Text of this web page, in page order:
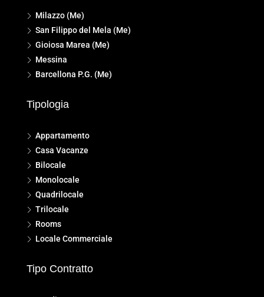
Milazzo (Me)
San Filippo del Mela (Me)
Gioiosa Marea (Me)
Messina
Barcellona P.G. (Me)
Tipologia
Appartamento
Casa Vacanze
Bilocale
Monolocale
Quadrilocale
Trilocale
Rooms
Locale Commerciale
Tipo Contratto